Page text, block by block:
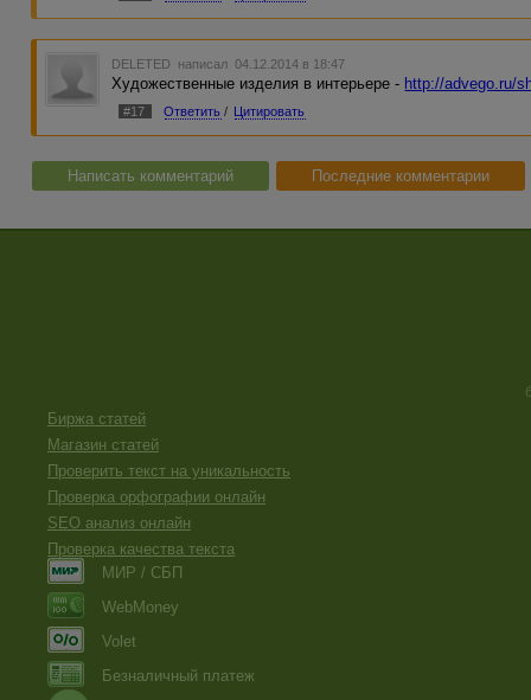
DELETED написал 04.12.2014 в 18:47
Художественные изделия в интерьере - http://advego.ru/
#17 Ответить / Цитировать
Написать комментарий Последние комментарии
Биржа статей
Магазин статей
Проверить текст на уникальность
Проверка орфографии онлайн
SEO анализ онлайн
Проверка качества текста
МИР / СБП
WebMoney
Volet
Безналичный платеж